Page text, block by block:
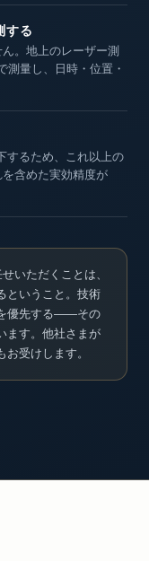
する
。地上のレーザー測
測量し、日時・位置・
するため、これ以上の
含めた実効精度が
いただくことは、
ということ。技術
優先する——その
ます。他社さまが
受けします。